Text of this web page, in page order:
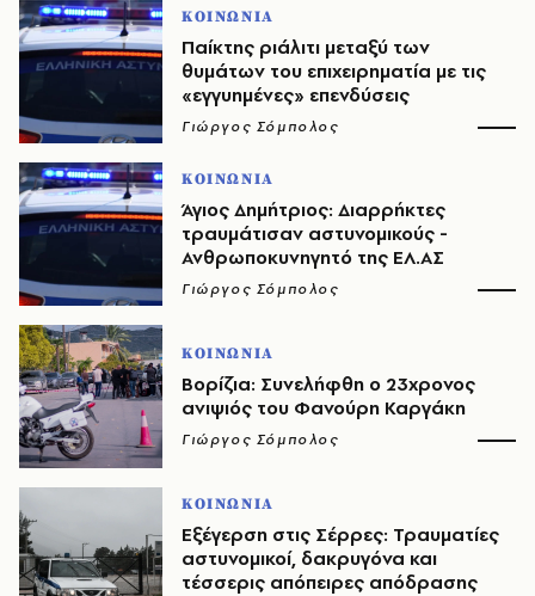
ΚΟΙΝΩΝΙΑ
Παίκτης ριάλιτι μεταξύ των
θυμάτων του επιχειρηματία με τις
«εγγυημένες» επενδύσεις
Γιώργος Σόμπολος
ΚΟΙΝΩΝΙΑ
Άγιος Δημήτριος: Διαρρήκτες
τραυμάτισαν αστυνομικούς -
Ανθρωποκυνηγητό της ΕΛ.ΑΣ
Γιώργος Σόμπολος
ΚΟΙΝΩΝΙΑ
Βορίζια: Συνελήφθη ο 23χρονος
ανιψιός του Φανούρη Καργάκη
Γιώργος Σόμπολος
ΚΟΙΝΩΝΙΑ
Εξέγερση στις Σέρρες: Τραυματίες
αστυνομικοί, δακρυγόνα και
τέσσερις απόπειρες απόδρασης